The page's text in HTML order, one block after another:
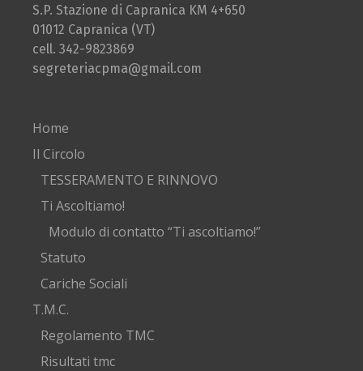
S.P. Stazione di Capranica KM 4+650
01012 Capranica (VT)
cell. 342-9823869
segreteriacpma@gmail.com
Home
Il Circolo
TESSERAMENTO E RINNOVO
Ti Ascoltiamo!
Modulo di contatto “Ti ascoltiamo!”
Statuto
Cariche Sociali
T.M.C.
Regolamento TMC
Risultati tmc